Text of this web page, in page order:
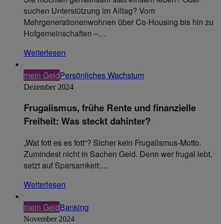
suchen Unterstützung im Alltag? Vom
Mehrgenerationenwohnen über Co-Housing bis hin zu
Hofgemeinschaften –…
Weiterlesen
mein GeldPersönliches Wachstum
Dezember 2024
Frugalismus, frühe Rente und finanzielle
Freiheit: Was steckt dahinter?
„Wat fott es es fott“? Sicher kein Frugalismus-Motto.
Zumindest nicht in Sachen Geld. Denn wer frugal lebt,
setzt auf Sparsamkeit:…
Weiterlesen
mein GeldBanking
November 2024